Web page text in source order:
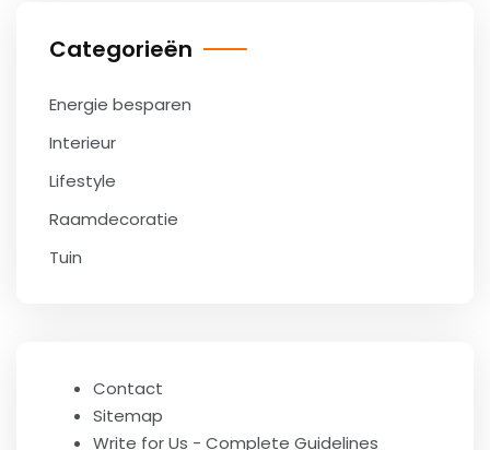
Categorieën
Energie besparen
Interieur
Lifestyle
Raamdecoratie
Tuin
Contact
Sitemap
Write for Us - Complete Guidelines